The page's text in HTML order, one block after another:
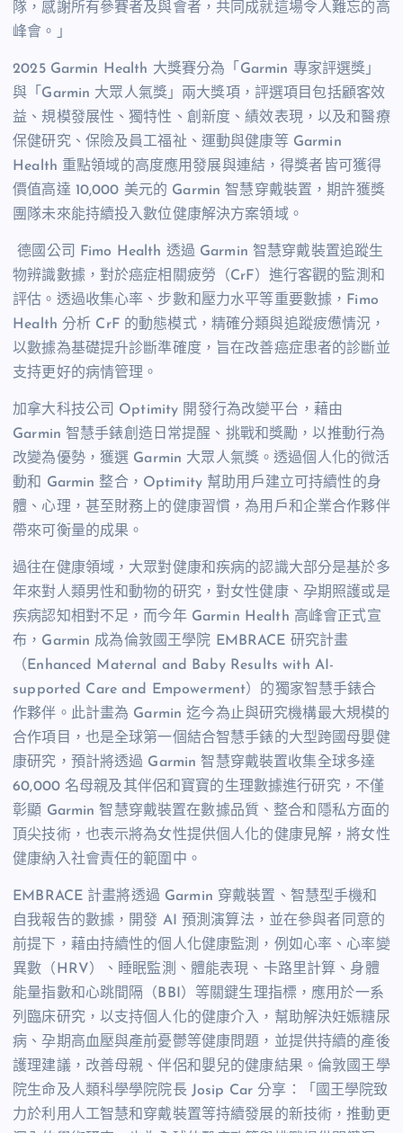
隊，感謝所有參賽者及與會者，共同成就這場令人難忘的高
峰會。」
2025 Garmin Health 大獎賽分為「Garmin 專家評選獎」
與「Garmin 大眾人氣獎」兩大獎項，評選項目包括顧客效
益、規模發展性、獨特性、創新度、績效表現，以及和醫療
保健研究、保險及員工福祉、運動與健康等 Garmin
Health 重點領域的高度應用發展與連結，得獎者皆可獲得
價值高達 10,000 美元的 Garmin 智慧穿戴裝置，期許獲獎
團隊未來能持續投入數位健康解決方案領域。
德國公司 Fimo Health 透過 Garmin 智慧穿戴裝置追蹤生
物辨識數據，對於癌症相關疲勞（CrF）進行客觀的監測和
評估。透過收集心率、步數和壓力水平等重要數據，Fimo
Health 分析 CrF 的動態模式，精確分類與追蹤疲憊情況，
以數據為基礎提升診斷準確度，旨在改善癌症患者的診斷並
支持更好的病情管理。
加拿大科技公司 Optimity 開發行為改變平台，藉由
Garmin 智慧手錶創造日常提醒、挑戰和獎勵，以推動行為
改變為優勢，獲選 Garmin 大眾人氣獎。透過個人化的微活
動和 Garmin 整合，Optimity 幫助用戶建立可持續性的身
體、心理，甚至財務上的健康習慣，為用戶和企業合作夥伴
帶來可衡量的成果。
過往在健康領域，大眾對健康和疾病的認識大部分是基於多
年來對人類男性和動物的研究，對女性健康、孕期照護或是
疾病認知相對不足，而今年 Garmin Health 高峰會正式宣
布，Garmin 成為倫敦國王學院 EMBRACE 研究計畫
（Enhanced Maternal and Baby Results with AI-
supported Care and Empowerment）的獨家智慧手錶合
作夥伴。此計畫為 Garmin 迄今為止與研究機構最大規模的
合作項目，也是全球第一個結合智慧手錶的大型跨國母嬰健
康研究，預計將透過 Garmin 智慧穿戴裝置收集全球多達
60,000 名母親及其伴侶和寶寶的生理數據進行研究，不僅
彰顯 Garmin 智慧穿戴裝置在數據品質、整合和隱私方面的
頂尖技術，也表示將為女性提供個人化的健康見解，將女性
健康納入社會責任的範圍中。
EMBRACE 計畫將透過 Garmin 穿戴裝置、智慧型手機和
自我報告的數據，開發 AI 預測演算法，並在參與者同意的
前提下，藉由持續性的個人化健康監測，例如心率、心率變
異數（HRV）、睡眠監測、體能表現、卡路里計算、身體
能量指數和心跳間隔（BBI）等關鍵生理指標，應用於一系
列臨床研究，以支持個人化的健康介入，幫助解決妊娠糖尿
病、孕期高血壓與產前憂鬱等健康問題，並提供持續的產後
護理建議，改善母親、伴侶和嬰兒的健康結果。倫敦國王學
院生命及人類科學學院院長 Josip Car 分享：「國王學院致
力於利用人工智慧和穿戴裝置等持續發展的新技術，推動更